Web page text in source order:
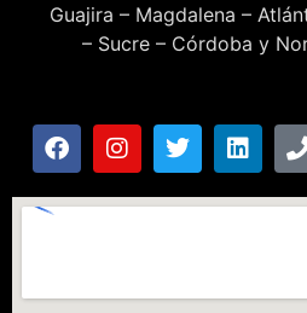
Guajira – Magdalena –
– Sucre – Córdoba y